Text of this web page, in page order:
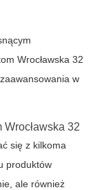
Wrocławska 32
w
Wrocławska 32
się z kilkoma
produktów
ale również